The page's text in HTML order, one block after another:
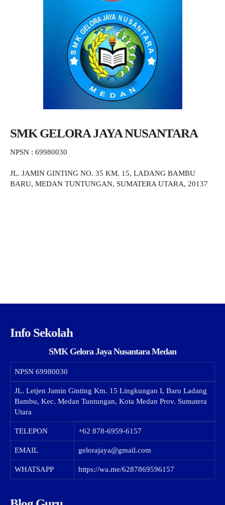
SMK GELORA JAYA NUSANTARA
NPSN : 69980030
JL. JAMIN GINTING NO. 35 KM. 15, LADANG BAMBU
BARU, MEDAN TUNTUNGAN, SUMATERA UTARA, 20137
Info Sekolah
SMK Gelora Jaya Nusantara Medan
NPSN 69980030
JL. Letjen Jamin Ginting Km. 15 Lingkungan I, Baru Ladang
Bambu, Kec. Medan Tuntungan, Kota Medan Prov. Sumatera
Utara
TELEPON +62 878-6959-6157
EMAIL gelorajaya@gmail.com
WHATSAPP https://wa.me/6287869596157